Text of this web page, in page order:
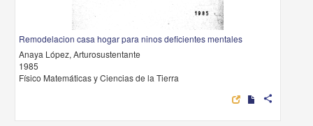
Remodelacion casa hogar para ninos deficientes mentales
Anaya López, Arturosustentante
1985
Físico Matemáticas y Ciencias de la Tierra